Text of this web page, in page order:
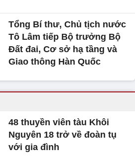
Tổng Bí thư, Chủ tịch nước
Tô Lâm tiếp Bộ trưởng Bộ
Đất đai, Cơ sở hạ tầng và
Giao thông Hàn Quốc
48 thuyền viên tàu Khôi
Nguyên 18 trở về đoàn tụ
với gia đình